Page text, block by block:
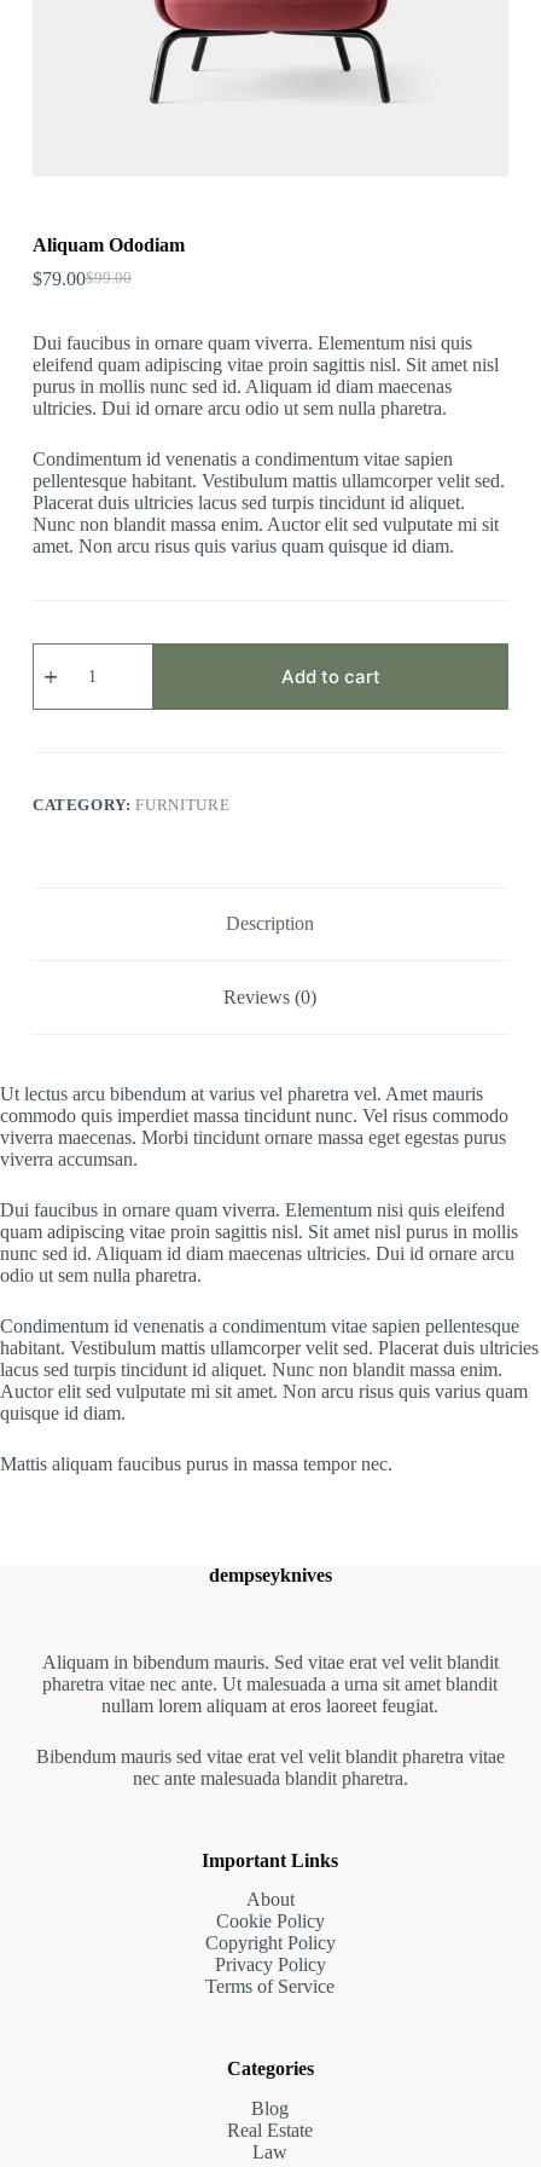
Aliquam Ododiam
$99.00
Original
$99.00.
$79.00Current
$79.00.
Dui faucibus in ornare quam viverra. Elementum nisi quis
eleifend quam adipiscing vitae proin sagittis nisl. Sit amet nisl
purus in mollis nunc sed id. Aliquam id diam maecenas
ultricies. Dui id ornare arcu odio ut sem nulla pharetra.
Condimentum id venenatis a condimentum vitae sapien
pellentesque habitant. Vestibulum mattis ullamcorper velit sed.
Placerat duis ultricies lacus sed turpis tincidunt id aliquet.
Nunc non blandit massa enim. Auctor elit sed vulputate mi sit
amet. Non arcu risus quis varius quam quisque id diam.
Aliquam
Ododiam
Add to cart
CATEGORY:FURNITURE
Description
Reviews (0)
Ut lectus arcu bibendum at varius vel pharetra vel. Amet mauris
commodo quis imperdiet massa tincidunt nunc. Vel risus commodo
viverra maecenas. Morbi tincidunt ornare massa eget egestas purus
viverra accumsan.
Dui faucibus in ornare quam viverra. Elementum nisi quis eleifend
quam adipiscing vitae proin sagittis nisl. Sit amet nisl purus in mollis
nunc sed id. Aliquam id diam maecenas ultricies. Dui id ornare arcu
odio ut sem nulla pharetra.
Condimentum id venenatis a condimentum vitae sapien pellentesque
habitant. Vestibulum mattis ullamcorper velit sed. Placerat duis ultricies
lacus sed turpis tincidunt id aliquet. Nunc non blandit massa enim.
Auctor elit sed vulputate mi sit amet. Non arcu risus quis varius quam
quisque id diam.
Mattis aliquam faucibus purus in massa tempor nec.
dempseyknives
Aliquam in bibendum mauris. Sed vitae erat vel velit blandit
pharetra vitae nec ante. Ut malesuada a urna sit amet blandit
nullam lorem aliquam at eros laoreet feugiat.
Bibendum mauris sed vitae erat vel velit blandit pharetra vitae
nec ante malesuada blandit pharetra.
Important Links
About
Cookie Policy
Copyright Policy
Privacy Policy
Terms of Service
Categories
Blog
Real Estate
Law